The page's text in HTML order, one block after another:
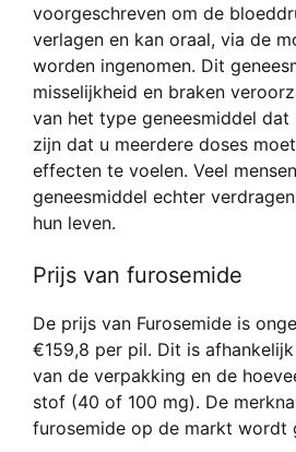
voorgeschreven om de
verlagen en kan oraal, via de
worden ingenomen. Dit
misselijkheid en braken
van het type geneesmiddel
zijn dat u meerdere doses
effecten te voelen. Veel
geneesmiddel echter
hun leven.
Prijs van furosemide
De prijs van Furosemide is
€159,8 per pil. Dit is
van de verpakking en de
stof (40 of 100 mg). De
furosemide op de markt wordt